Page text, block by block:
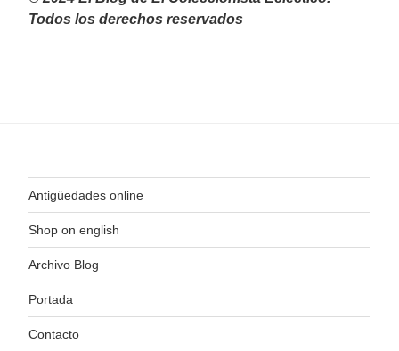
Todos los derechos reservados
Antigüedades online
Shop on english
Archivo Blog
Portada
Contacto